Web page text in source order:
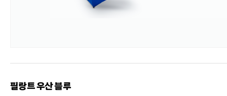
필랑트 우산 블루